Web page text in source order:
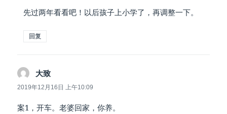
先过两年看看吧！以后孩子上小学了，再调整一下。
回复
大致
道：
2019年12月16日 上午10:09
案1，开车。老婆回家，你养。